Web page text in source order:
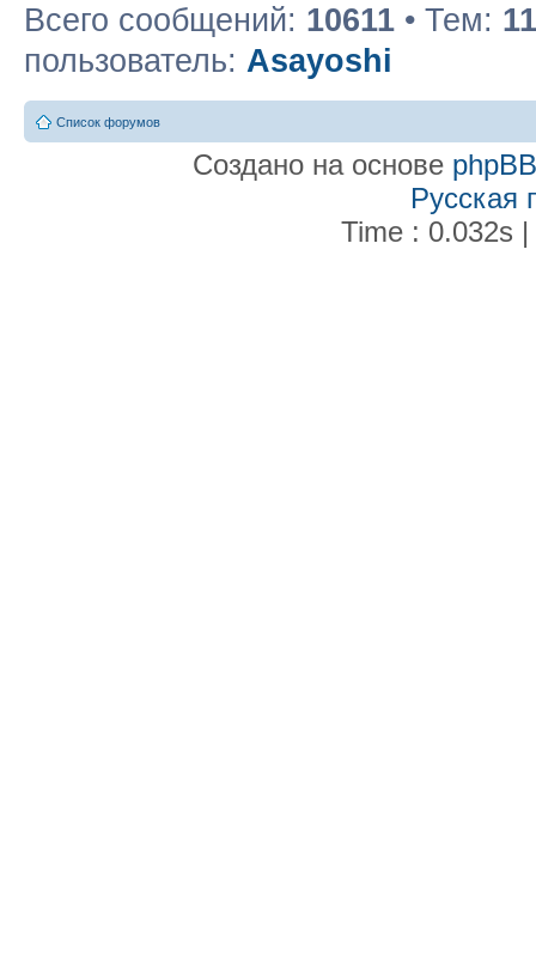
Всего сообщений: 10611 • Тем:
пользователь: Asayoshi
Список форумов
Создано на основе phpBB
Русская
Time : 0.032s